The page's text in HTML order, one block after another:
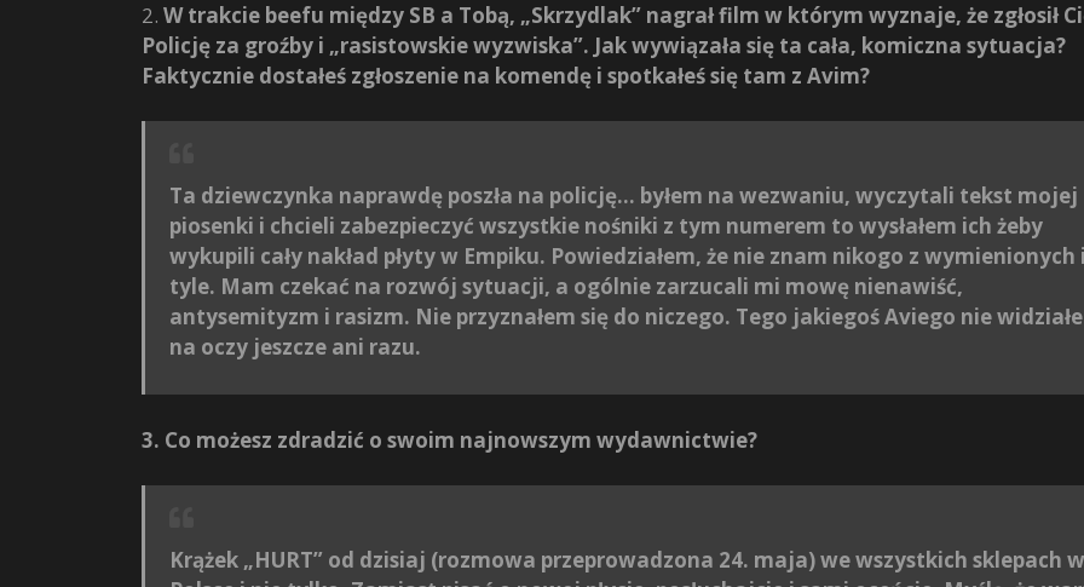
2. W trakcie beefu między SB a Tobą, „Skrzydlak” nagrał film w którym wyznaje, że zgłosił
Policję za groźby i „rasistowskie wyzwiska”. Jak wywiązała się ta cała, komiczna sytuacja?
Faktycznie dostałeś zgłoszenie na komendę i spotkałeś się tam z Avim?
Ta dziewczynka naprawdę poszła na policję… byłem na wezwaniu, wyczytali tekst mojej
piosenki i chcieli zabezpieczyć wszystkie nośniki z tym numerem to wysłałem ich żeby
wykupili cały nakład płyty w Empiku. Powiedziałem, że nie znam nikogo z wymienionych
tyle. Mam czekać na rozwój sytuacji, a ogólnie zarzucali mi mowę nienawiść,
antysemityzm i rasizm. Nie przyznałem się do niczego. Tego jakiegoś Aviego nie
na oczy jeszcze ani razu.
3. Co możesz zdradzić o swoim najnowszym wydawnictwie?
Krążek „HURT” od dzisiaj (rozmowa przeprowadzona 24. maja) we wszystkich sklepach w